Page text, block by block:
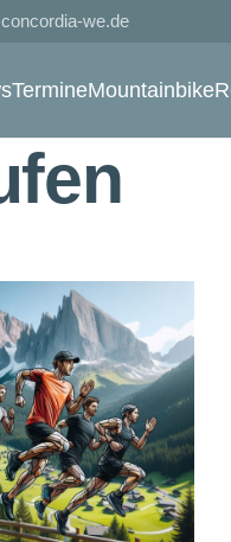
we.de
TermineMountainbike